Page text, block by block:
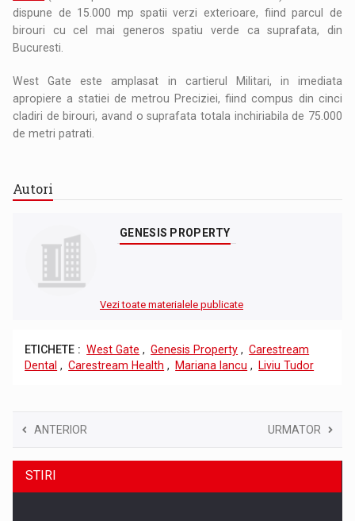
dispune de 15.000 mp spatii verzi exterioare, fiind parcul de
birouri cu cel mai generos spatiu verde ca suprafata, din
Bucuresti.
West Gate este amplasat in cartierul Militari, in imediata
apropiere a statiei de metrou Preciziei, fiind compus din cinci
cladiri de birouri, avand o suprafata totala inchiriabila de 75.000
de metri patrati.
Autori
GENESIS PROPERTY
Vezi toate materialele publicate
ETICHETE : West Gate , Genesis Property , Carestream
Dental , Carestream Health , Mariana Iancu , Liviu Tudor
ANTERIOR URMATOR
STIRI